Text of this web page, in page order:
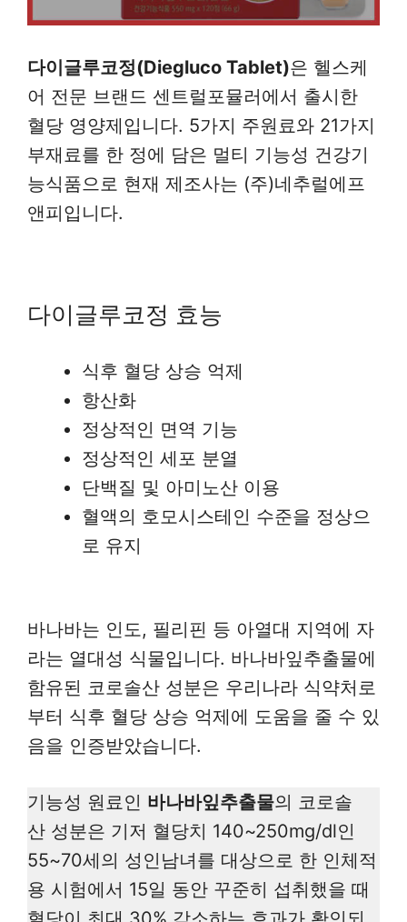
다이글루코정(Diegluco Tablet)은 헬스케
어 전문 브랜드 센트럴포뮬러에서 출시한
혈당 영양제입니다. 5가지 주원료와 21가지
부재료를 한 정에 담은 멀티 기능성 건강기
능식품으로 현재 제조사는 (주)네추럴에프
앤피입니다.
다이글루코정 효능
식후 혈당 상승 억제
항산화
정상적인 면역 기능
정상적인 세포 분열
단백질 및 아미노산 이용
혈액의 호모시스테인 수준을 정상으
로 유지
바나바는 인도, 필리핀 등 아열대 지역에 자
라는 열대성 식물입니다. 바나바잎추출물에
함유된 코로솔산 성분은 우리나라 식약처로
부터 식후 혈당 상승 억제에 도움을 줄 수 있
음을 인증받았습니다.
기능성 원료인 바나바잎추출물의 코로솔
산 성분은 기저 혈당치 140~250mg/dl인
55~70세의 성인남녀를 대상으로 한 인체적
용 시험에서 15일 동안 꾸준히 섭취했을 때